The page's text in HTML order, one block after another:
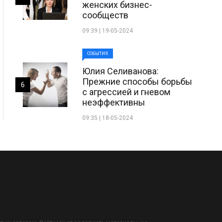
женских бизнес-
сообществ
09:39 | 19-05-2024
СОБЫТИЯ
Юлия Селиванова:
Прежние способы борьбы
с агрессией и гневом
неэффективны
09:35 | 18-05-2024
6